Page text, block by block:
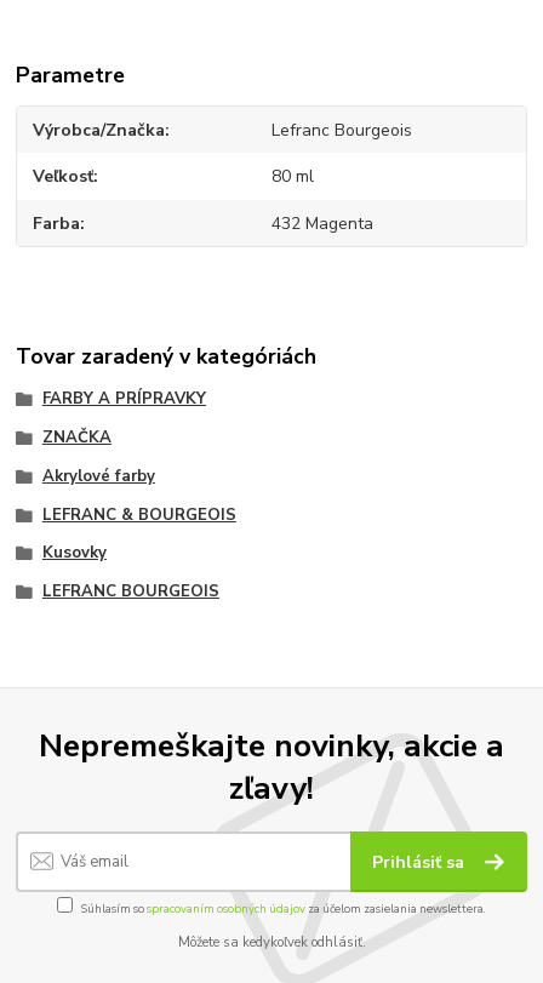
Parametre
Výrobca/Značka Lefranc Bourgeois
Veľkosť 80 ml
Farba 432 Magenta
Tovar zaradený v kategóriách
FARBY A PRÍPRAVKY
ZNAČKA
Akrylové farby
LEFRANC & BOURGEOIS
Kusovky
LEFRANC BOURGEOIS
Nepremeškajte novinky, akcie a
zľavy!
Prihlásiť sa
Súhlasím sospracovaním osobných údajov za účelom zasielania newslettera.
Môžete sa kedykoľvek odhlásiť.